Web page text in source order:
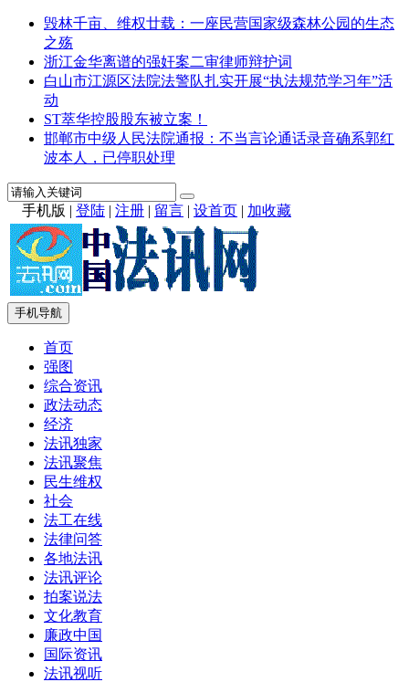
毁林千亩、维权廿载：一座民营国家级森林公园的生态
之殇
浙江金华离谱的强奸案二审律师辩护词
白山市江源区法院法警队扎实开展“执法规范学习年”活
动
ST萃华控股股东被立案！
邯郸市中级人民法院通报：不当言论通话录音确系郭红
波本人，已停职处理
手机版 | 登陆 | 注册 | 留言 | 设首页 | 加收藏
手机导航
首页
强图
综合资讯
政法动态
经济
法讯独家
法讯聚焦
民生维权
社会
法工在线
法律问答
各地法讯
法讯评论
拍案说法
文化教育
廉政中国
国际资讯
法讯视听